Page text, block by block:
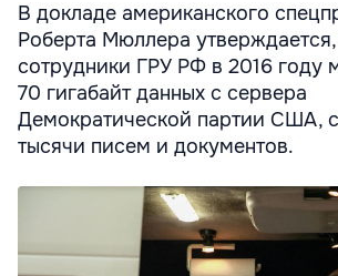
В докладе американского
Роберта Мюллера утверждается,
сотрудники ГРУ РФ в 2016 году
70 гигабайт данных с сервера
Демократической партии США,
тысячи писем и документов.